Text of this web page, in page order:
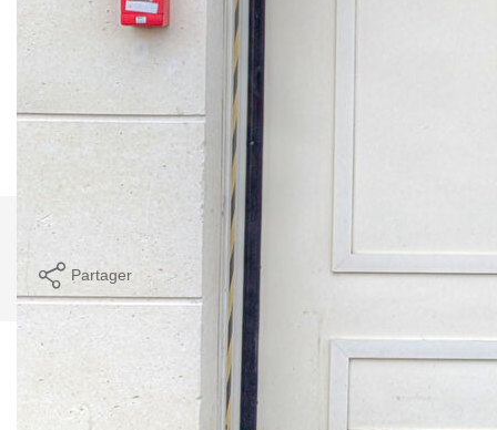
emplacement double de parking est disponible dès à
présent. Emplacement boxable en partie. Ne le loupez pas !
** €34 000 honoraires inclus
TTC à la charge de l'acquéreur
Nos honoraires Nous contacter
Partager
Caractéristiques détaillées